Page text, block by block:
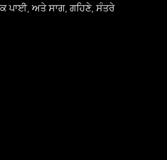
ਪਾਈ, ਅਤੇ ਸਾਗ, ਗਹਿਣੇ, ਸੰਤਰੇ